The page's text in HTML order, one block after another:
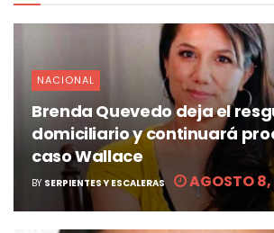
NACIONAL
Brenda Quevedo deja el
domiciliario y continuará
caso Wallace
BY SERPIENTES Y ESCALERAS AGOSTO